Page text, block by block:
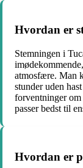
Hvordan er
Stemningen i
atmosfære. Man
stunder uden
forventninger om
passer bedst til
Hvordan er